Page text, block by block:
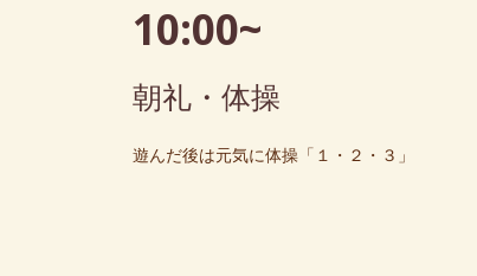
10:00~
朝礼・体操
遊んだ後は元気に体操「１・２・３」